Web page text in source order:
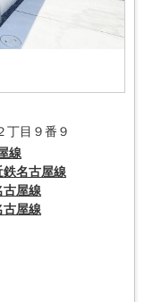
丁目９番９
線
鉄名古屋線
古屋線
古屋線